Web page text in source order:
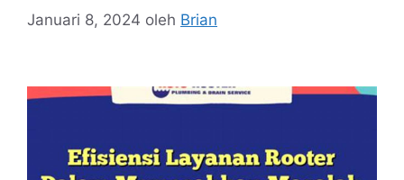
Januari 8, 2024 oleh Brian